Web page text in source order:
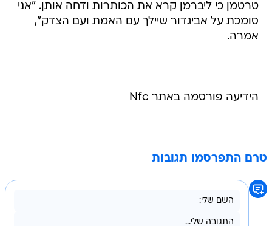
טרטמן כי ליברמן קרא את הכותרות ודחה אותן. "אני
סומכת על אביגדור שיילך עם האמת ועם הצדק",
אמרה.
הידיעה פורסמה באתר Nfc
טרם התפרסמו תגובות